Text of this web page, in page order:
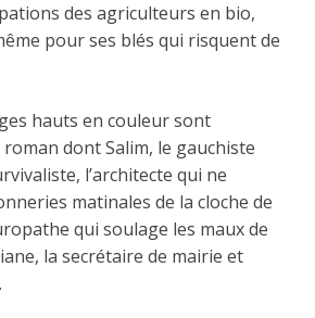
des agriculteurs en bio,
pour ses blés qui risquent de
hauts en couleur sont
dont Salim, le gauchiste
l’architecte qui ne
matinales de la cloche de
qui soulage les maux de
la secrétaire de mairie et